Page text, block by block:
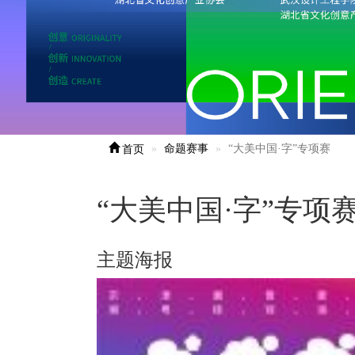
首页 命题赛事 “大美中国·字”专项赛
“大美中国·字”专项
主题海报